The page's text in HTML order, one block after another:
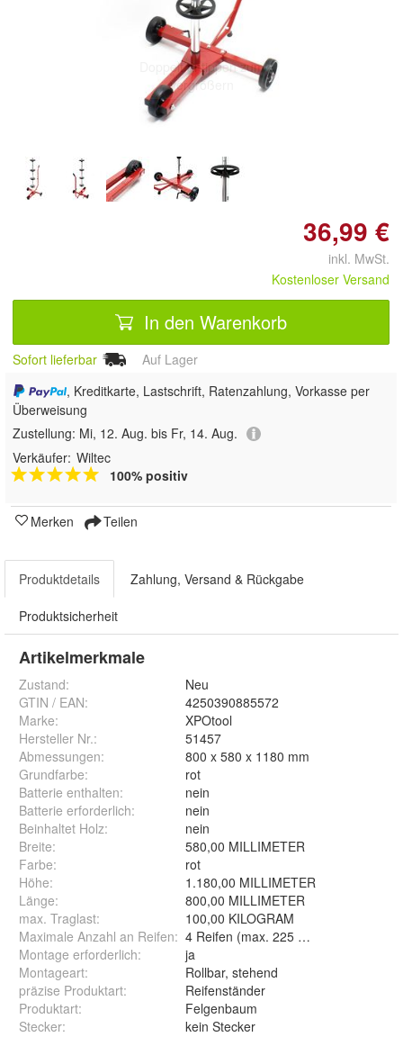
Doppelt antippen zum
vergrößern
36,99 €
inkl. MwSt.
Kostenloser Versand
In den Warenkorb
Sofort lieferbar
Auf Lager
, Kreditkarte, Lastschrift, Ratenzahlung, Vorkasse per
Überweisung
Zustellung: Mi, 12. Aug. bis Fr, 14. Aug.
Verkäufer: Wiltec
100% positiv
Merken Teilen
Produktdetails Zahlung, Versand & Rückgabe
Produktsicherheit
Artikelmerkmale
Zustand:
Neu
GTIN / EAN:
4250390885572
Marke:
XPOtool
Hersteller Nr.:
51457
Abmessungen:
800 x 580 x 1180 mm
Grundfarbe:
rot
Batterie enthalten:
nein
Batterie erforderlich:
nein
Beinhaltet Holz:
nein
Breite:
580,00 MILLIMETER
Farbe:
rot
Höhe:
1.180,00 MILLIMETER
Länge:
800,00 MILLIMETER
max. Traglast:
100,00 KILOGRAM
Maximale Anzahl an Reifen: 4 Reifen (max. 225 mm)2 Reifen
Montage erforderlich:
ja
Montageart:
Rollbar, stehend
präzise Produktart:
Reifenständer
Produktart:
Felgenbaum
Stecker: kein Stecker